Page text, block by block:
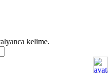
kelime.